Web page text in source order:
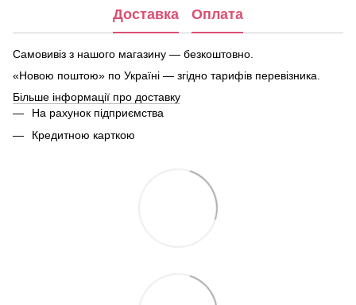
Доставка Оплата
Самовивіз з нашого магазину — безкоштовно.
«Новою поштою» по Україні — згідно тарифів перевізника.
Більше інформації про доставку
На рахунок підприємства
Кредитною карткою